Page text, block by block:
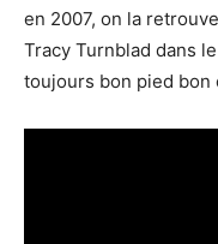
en 2007, on la
Tracy Turnblad dans
toujours bon pied